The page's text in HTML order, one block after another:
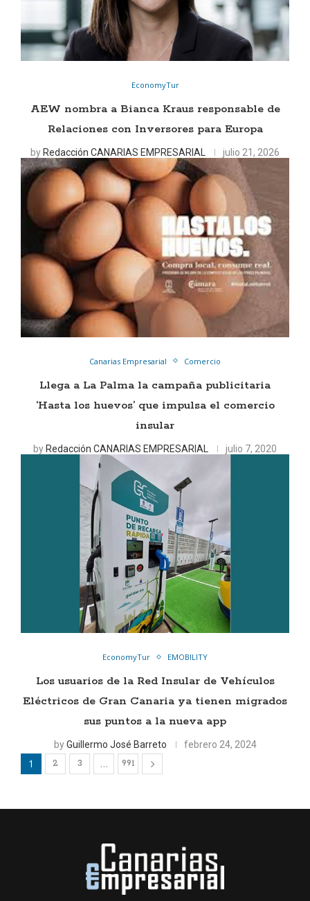
EconomyTur
AEW nombra a Bianca Kraus responsable de
Relaciones con Inversores para Europa
by Redacción CANARIAS EMPRESARIAL julio 21, 2026
Canarias Empresarial Comercio
Llega a La Palma la campaña publicitaria
‘Hasta los huevos’ que impulsa el comercio
insular
byRedacción CANARIAS EMPRESARIAL julio 7, 2020
EconomyTur EMOBILITY
Los usuarios de la Red Insular de Vehículos
Eléctricos de Gran Canaria ya tienen migrados
sus puntos a la nueva app
byGuillermo José Barreto febrero 24, 2024
1 2 3 … 991